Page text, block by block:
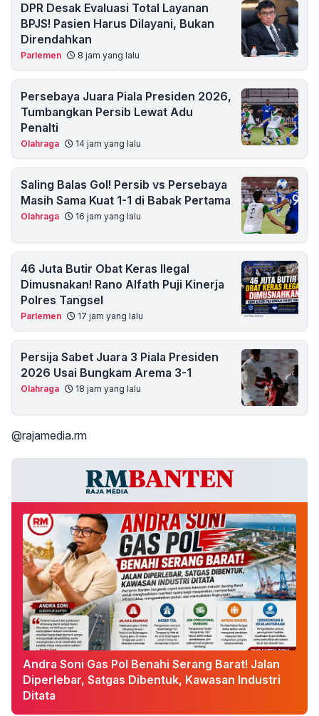
DPR Desak Evaluasi Total Layanan
BPJS! Pasien Harus Dilayani, Bukan
Direndahkan
Parlemen 8 jam yang lalu
Persebaya Juara Piala Presiden 2026,
Tumbangkan Persib Lewat Adu
Penalti
Olahraga 14 jam yang lalu
Saling Balas Gol! Persib vs Persebaya
Masih Sama Kuat 1-1 di Babak Pertama
Olahraga 16 jam yang lalu
46 Juta Butir Obat Keras Ilegal
Dimusnakan! Rano Alfath Puji Kinerja
Polres Tangsel
Parlemen 17 jam yang lalu
Persija Sabet Juara 3 Piala Presiden
2026 Usai Bungkam Arema 3-1
Olahraga 18 jam yang lalu
@rajamedia.rm
Andra Soni Gas Pol Benahi Serang Barat! Jalan
Diperlebar, Satgas Dibentuk, Kawasan Industri
Ditata